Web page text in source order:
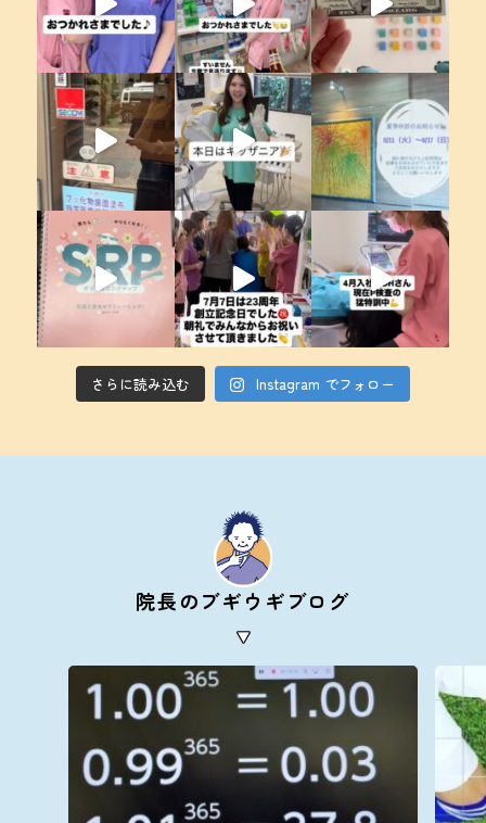
さらに読み込む Instagram でフォロー
院長のブギウギブログ